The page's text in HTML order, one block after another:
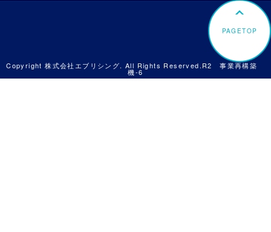
PAGETOP
Copyright 株式会社エブリシング. All Rights Reserved.R2 事業再構築
機-6